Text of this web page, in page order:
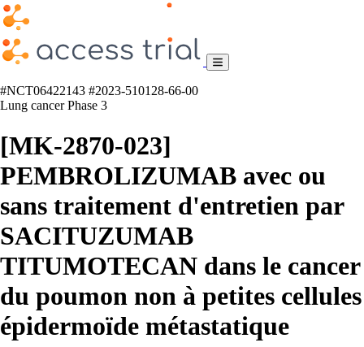
#NCT06422143 #2023-510128-66-00
Lung cancerPhase 3
[MK-2870-023]
PEMBROLIZUMAB avec ou
sans traitement d'entretien par
SACITUZUMAB
TITUMOTECAN dans le cancer
du poumon non à petites cellules
épidermoïde métastatique